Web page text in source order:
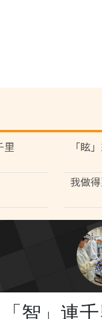
里 「眩
我做
「智」連